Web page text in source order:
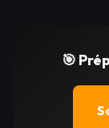
🎯